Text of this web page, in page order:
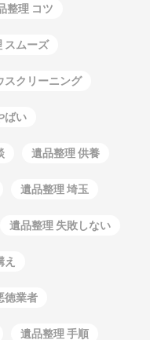
整理 コツ
スムーズ
スクリーニング
ばい
遺品整理 供養
遺品整理 埼玉
遺品整理 失敗しない
徳業者
遺品整理 手順